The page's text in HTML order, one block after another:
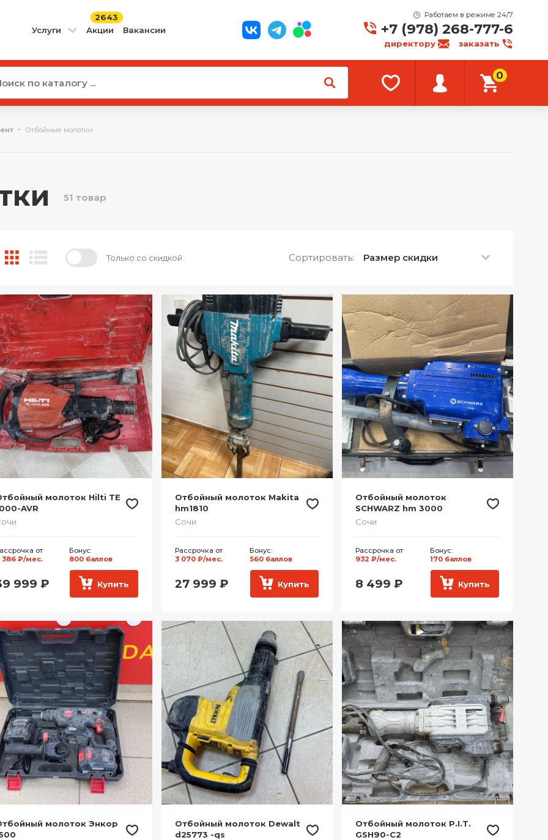
Услуги Акции
2643
Вакансии
Работаем в режиме 24/7
+7 (978) 268-777-6
директору заказать
0
Отбойные молотки
51 товар
Только со скидкой Сортировать: Размер скидки
молоток Hilti TE
AVR
от
386 ₽/мес.
Бонус:
800 баллов
999 ₽ Купить
Отбойный молоток Makita
hm1810
Сочи
Рассрочка от
3 070 ₽/мес.
Бонус:
560 баллов
27 999 ₽ Купить
Отбойный молоток
SCHWARZ hm 3000
Сочи
Рассрочка от
932 ₽/мес.
Бонус:
170 баллов
8 499 ₽ Купить
молоток Энкор
Отбойный молоток Dewalt
d25773 -qs
Отбойный молоток P.I.T.
GSH90-C2